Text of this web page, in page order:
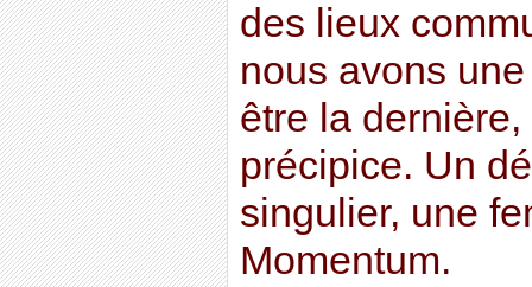
des lieux
nous avons
être la
précipice. Un
singulier, une
Momentum.